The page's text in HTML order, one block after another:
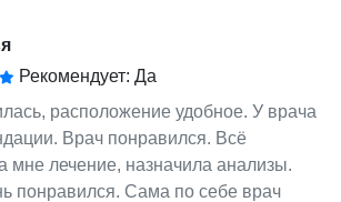
Рекомендует: Да
расположение удобное. У врача
Врач понравился. Всё
мне лечение, назначила анализы.
понравился. Сама по себе врач